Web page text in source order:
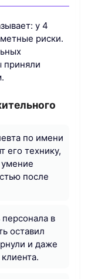
у 4
риски.
приняли
по имени
его технику,
умение
после
в
оставил
и даже